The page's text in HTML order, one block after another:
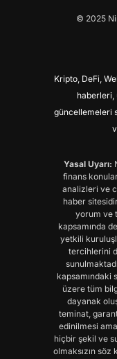
© 2025
Kripto, DeFi,
haberleri,
güncellemeleri
Yasal Uyarı:
finans
analizleri ve
haber
yorum ve
kapsamında
yetkili
tercihlerini
kapsamındaki
üzere tüm
dayanak
teminat,
edinilmesi
hiçbir şekil ve
olmaksızın